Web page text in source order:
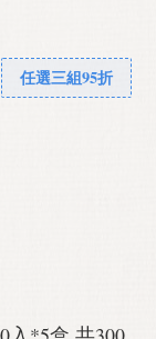
任選三組95折